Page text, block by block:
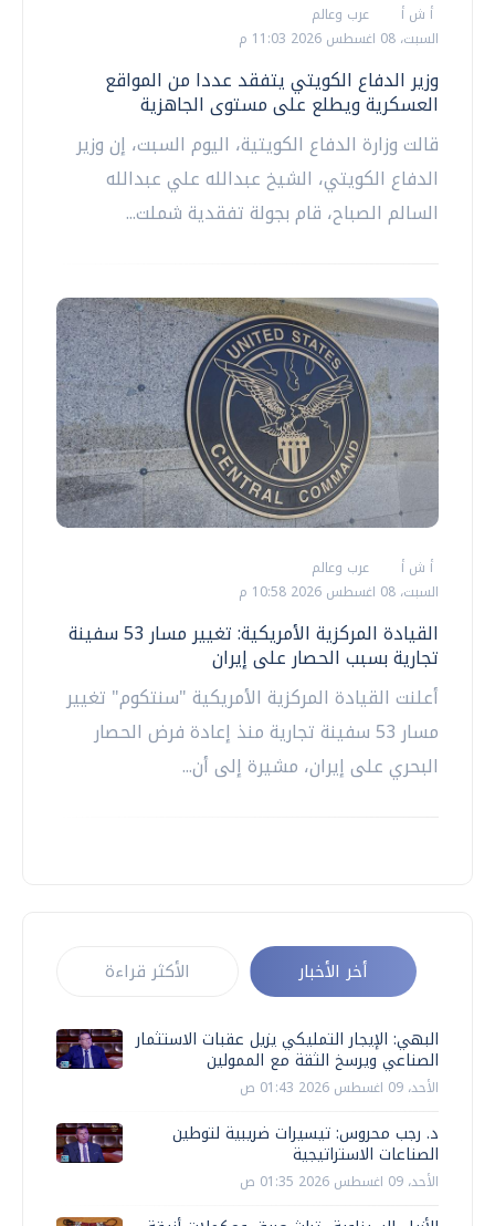
أ ش أ
عرب وعالم
السبت، 08 اغسطس 2026 11:03 م
وزير الدفاع الكويتي يتفقد عددا من المواقع
العسكرية ويطلع على مستوى الجاهزية
قالت وزارة الدفاع الكويتية، اليوم السبت، إن وزير
الدفاع الكويتي، الشيخ عبدالله علي عبدالله
السالم الصباح، قام بجولة تفقدية شملت...
أ ش أ
عرب وعالم
السبت، 08 اغسطس 2026 10:58 م
القيادة المركزية الأمريكية: تغيير مسار 53 سفينة
تجارية بسبب الحصار على إيران
أعلنت القيادة المركزية الأمريكية "سنتكوم" تغيير
مسار 53 سفينة تجارية منذ إعادة فرض الحصار
البحري على إيران، مشيرة إلى أن...
أخر الأخبار الأكثر قراءة
البهي: الإيجار التمليكي يزيل عقبات الاستثمار
الصناعي ويرسخ الثقة مع الممولين
الأحد، 09 اغسطس 2026 01:43 ص
د. رجب محروس: تيسيرات ضريبية لتوطين
الصناعات الاستراتيجية
الأحد، 09 اغسطس 2026 01:35 ص